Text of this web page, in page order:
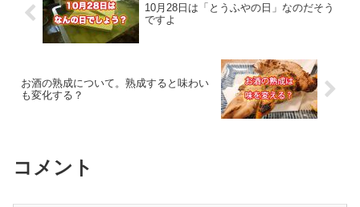
10月28日は「とうふやの日」なのだそう
ですよ
お酒の熟成について。熟成すると味わい
も変化する？
コメント